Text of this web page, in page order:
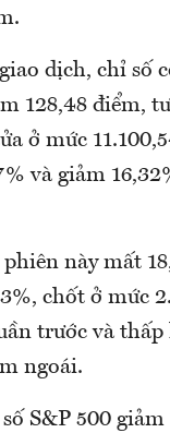
dịch, chỉ số
128,48 điểm,
ở mức
và giảm
này mất
chốt ở mức
trước và thấp
ngoái.
S&P 500 giảm